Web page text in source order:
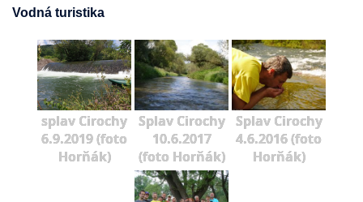
Vodná turistika
splav Cirochy
6.9.2019 (foto
Horňák)
Splav Cirochy
10.6.2017
(foto Horňák)
Splav Cirochy
4.6.2016 (foto
Horňák)